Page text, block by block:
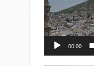
vídeo
00:00